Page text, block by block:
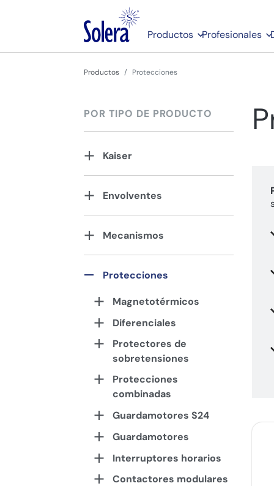
Productos Profesionales
Productos Protecciones
POR TIPO DE PRODUCTO
Kaiser
Envolventes
Mecanismos
Protecciones
Magnetotérmicos
Diferenciales
Protectores de
sobretensiones
Protecciones
combinadas
Guardamotores S24
Guardamotores
Interruptores horarios
Contactores modulares